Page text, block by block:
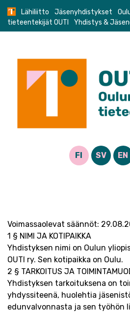
Skip
Lähiliitto Jäsenyhdistykset
tieteentekijät OUTI
Yhdistys &
FI SV EN
Voimassaolevat säännöt:
1 § NIMI JA KOTIPAIKKA
Yhdistyksen nimi on Oulun
OUTI ry. Sen kotipaikka on Oulu.
2 § TARKOITUS JA
Yhdistyksen tarkoituksena on
yhdyssiteenä, huolehtia
edunvalvonnasta ja sen työhön